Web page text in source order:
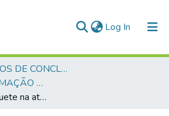
Log In (current)
TRABALHOS DE CONCLUSÃO DE CURSO - CFP (CURSO DE FORMAÇÃO DE PRAÇAS)
CURSO DE FORMAÇÃO DE PRAÇAS - CFP - 2023
Análise do torniquete na atividade policial militar